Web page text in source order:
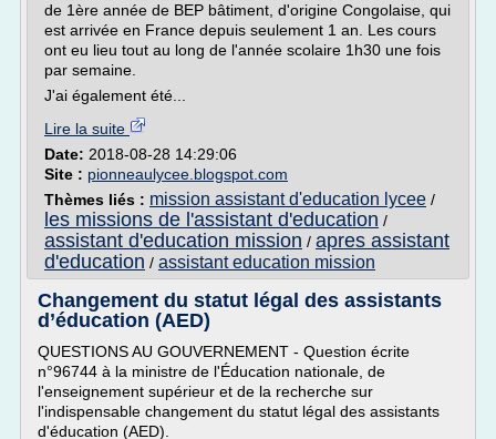
de 1ère année de BEP bâtiment, d'origine Congolaise, qui
est arrivée en France depuis seulement 1 an. Les cours
ont eu lieu tout au long de l'année scolaire 1h30 une fois
par semaine.
J'ai également été...
Lire la suite
Date: 2018-08-28 14:29:06
Site : pionneaulycee.blogspot.com
Thèmes liés : mission assistant d'education lycee /
les missions de l'assistant d'education /
assistant d'education mission / apres assistant
d'education / assistant education mission
Changement du statut légal des assistants
d’éducation (AED)
QUESTIONS AU GOUVERNEMENT - Question écrite
n°96744 à la ministre de l'Éducation nationale, de
l'enseignement supérieur et de la recherche sur
l'indispensable changement du statut légal des assistants
d'éducation (AED).